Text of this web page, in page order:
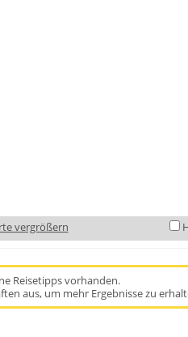
vergrößern
Reisetipps vorhanden.
aus, um mehr Ergebnisse zu